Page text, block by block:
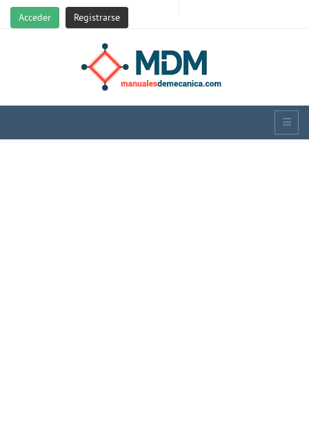
Acceder Registrarse